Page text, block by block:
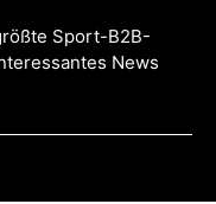
Sport-B2B-
News